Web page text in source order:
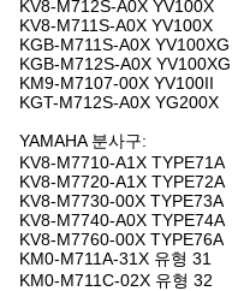
KV8-M712S-A0X YV100X
KV8-M711S-A0X YV100X
KGB-M711S-A0X YV100XG
KGB-M712S-A0X YV100XG
KM9-M7107-00X YV100II
KGT-M712S-A0X YG200X
YAMAHA 분사구:
KV8-M7710-A1X TYPE71A
KV8-M7720-A1X TYPE72A
KV8-M7730-00X TYPE73A
KV8-M7740-A0X TYPE74A
KV8-M7760-00X TYPE76A
KM0-M711A-31X 유형 31
KM0-M711C-02X 유형 32